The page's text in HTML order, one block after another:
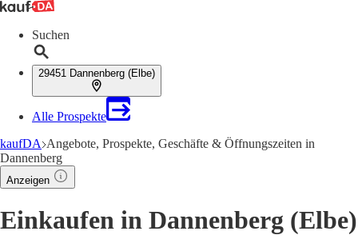
Suchen
29451 Dannenberg (Elbe)
Alle Prospekte
kaufDA Angebote, Prospekte, Geschäfte & Öffnungszeiten in
Dannenberg
Anzeigen
Einkaufen in Dannenberg (Elbe)